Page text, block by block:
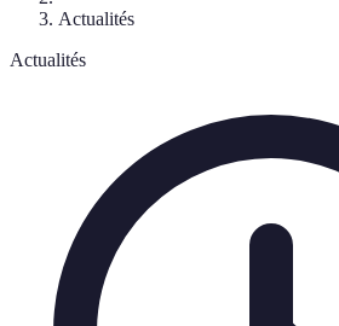
Actualités
Actualités